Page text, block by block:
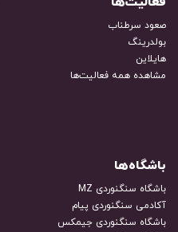
صعود سرطناب
بولدرینگ
هایلاین
مشاهده همه فعالیت‌ها
باشگاه‌ها
باشگاه سنگنوردی MZ
آکادمی سنگنوردی پیام
باشگاه سنگنوردی جیمکس